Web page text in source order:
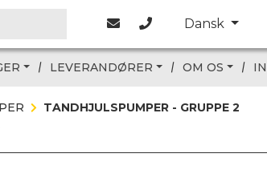
Dansk
LEVERANDØRER OM OS
TANDHJULSPUMPER - GRUPPE 2